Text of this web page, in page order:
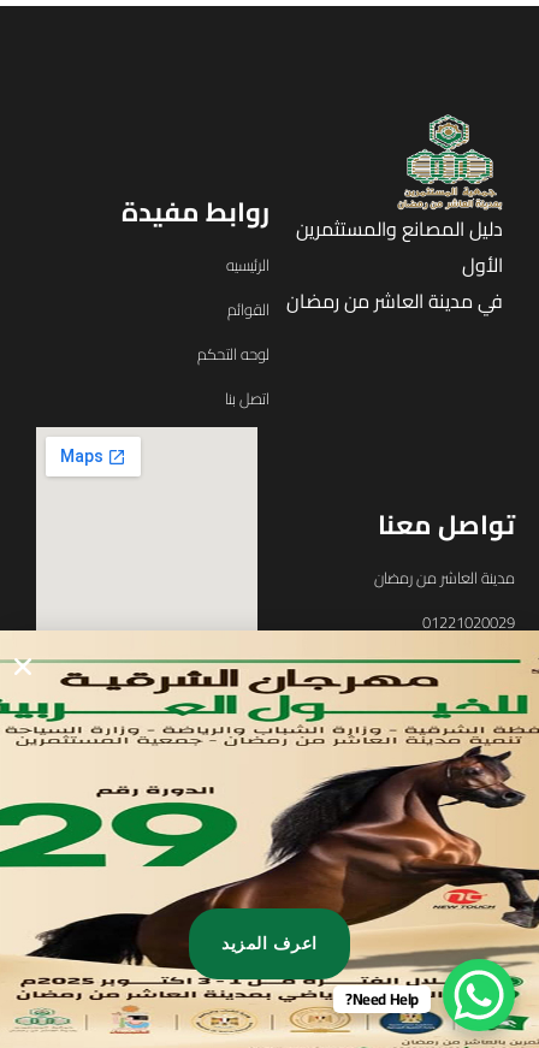
دليل المصانع والمستثمرين
الأول
في مدينة العاشر من رمضان
روابط مفيدة
الرئيسيه
القوائم
لوحه التحكم
اتصل بنا
تواصل معنا
مدينة العاشر من رمضان
01221020029
055-4494429
055-4494406
055-4494414
info.triaeg@yahoo.com
info@triaeg-guide.com
Need Help?
اعرف المزيد